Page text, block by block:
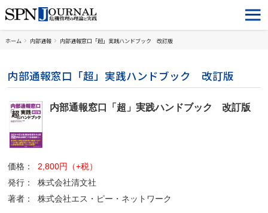
ホーム 内部通報 内部通報窓口「超」実践ハンドブック 改訂版
内部通報窓口「超」実践ハンドブック 改訂版
内部通報窓口「超」実践ハンドブック 改訂版
価格：
2,800円（+税）
発行：
株式会社清文社
著者：
株式会社エス・ピー・ネットワーク